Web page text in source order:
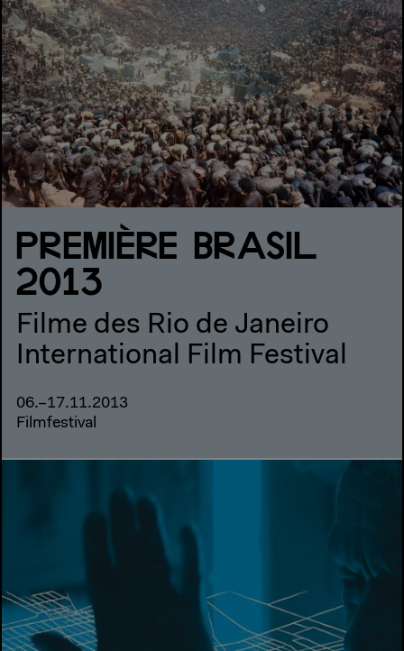
PREMIÈRE BRASIL
2013
Filme des Rio de Janeiro
International Film Festival
06.–17.11.2013
Filmfestival